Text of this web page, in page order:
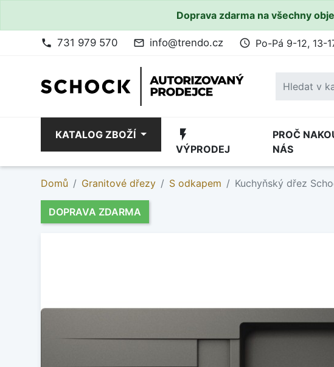
Doprava zdarma na všechny
phone 731 979 570 mail_outline info@trendo.cz access_time Po-Pá 9-12, 13-
KATALOG ZBOŽÍ flash_on
VÝPRODEJ
PROČ
NÁS
Domů Granitové dřezy S odkapem Kuchyňský dřez
DOPRAVA ZDARMA